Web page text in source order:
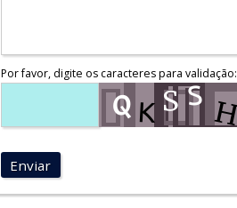
Por favor, digite os caracteres para validação:
Enviar